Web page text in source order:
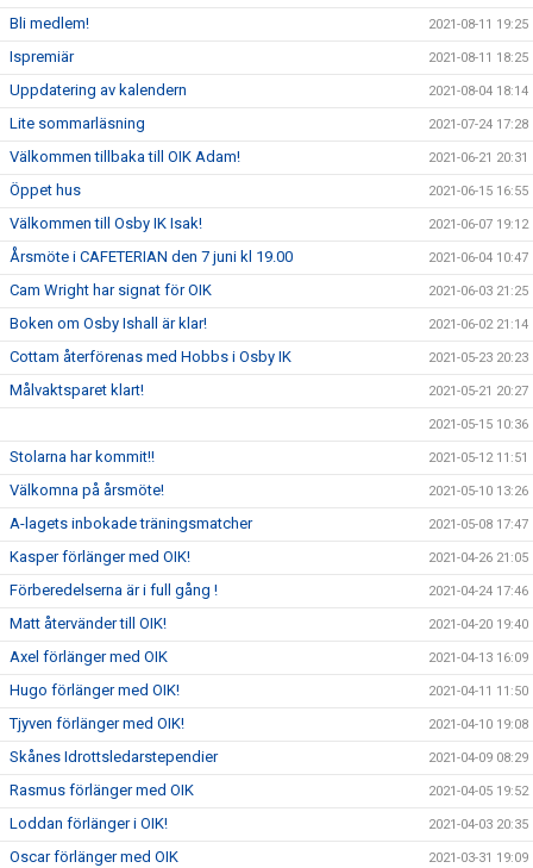
Bli medlem! 2021-08-11 19:25
Ispremiär 2021-08-11 18:25
Uppdatering av kalendern 2021-08-04 18:14
Lite sommarläsning 2021-07-24 17:28
Välkommen tillbaka till OIK Adam! 2021-06-21 20:31
Öppet hus 2021-06-15 16:55
Välkommen till Osby IK Isak! 2021-06-07 19:12
Årsmöte i CAFETERIAN den 7 juni kl 19.00 2021-06-04 10:47
Cam Wright har signat för OIK 2021-06-03 21:25
Boken om Osby Ishall är klar! 2021-06-02 21:14
Cottam återförenas med Hobbs i Osby IK 2021-05-23 20:23
Målvaktsparet klart! 2021-05-21 20:27
2021-05-15 10:36
Stolarna har kommit!! 2021-05-12 11:51
Välkomna på årsmöte! 2021-05-10 13:26
A-lagets inbokade träningsmatcher 2021-05-08 17:47
Kasper förlänger med OIK! 2021-04-26 21:05
Förberedelserna är i full gång ! 2021-04-24 17:46
Matt återvänder till OIK! 2021-04-20 19:40
Axel förlänger med OIK 2021-04-13 16:09
Hugo förlänger med OIK! 2021-04-11 11:50
Tjyven förlänger med OIK! 2021-04-10 19:08
Skånes Idrottsledarstependier 2021-04-09 08:29
Rasmus förlänger med OIK 2021-04-05 19:52
Loddan förlänger i OIK! 2021-04-03 20:35
Oscar förlänger med OIK 2021-03-31 19:09